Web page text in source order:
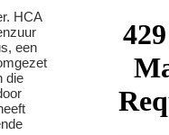
HCA
een
die